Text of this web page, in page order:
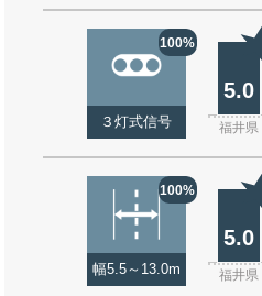
100%
３灯式信号
5.0
福井県
100%
幅5.5～13.0m
5.0
福井県